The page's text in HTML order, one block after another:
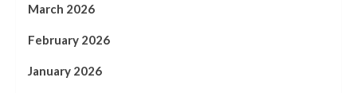
March 2026
February 2026
January 2026